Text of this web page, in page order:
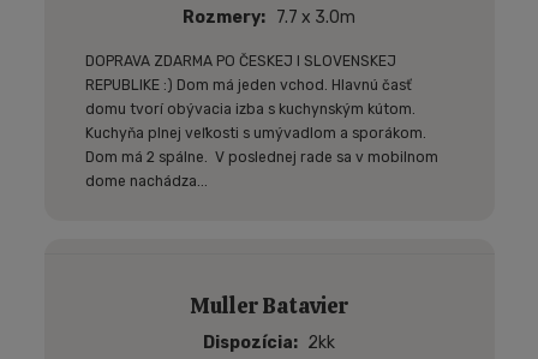
Rozmery
7.7 x 3.0m
DOPRAVA ZDARMA PO ČESKEJ I SLOVENSKEJ
REPUBLIKE :) Dom má jeden vchod. Hlavnú časť
domu tvorí obývacia izba s kuchynským kútom.
Kuchyňa plnej veľkosti s umývadlom a sporákom.
Dom má 2 spálne. V poslednej rade sa v mobilnom
dome nachádza...
Muller Batavier
Dispozícia
2kk